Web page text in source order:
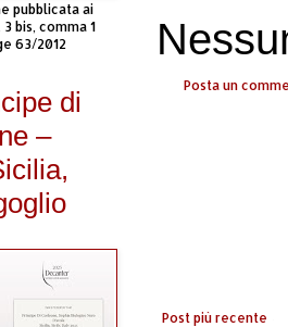
Posta un
Post più recente
pubblicata ai
bis, comma 1
63/2012
di
–